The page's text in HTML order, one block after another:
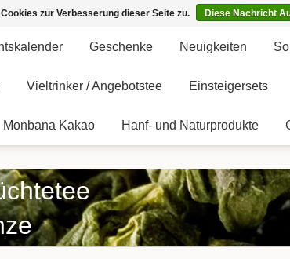
Geschenke Neuigkeiten
Vieltrinker / Angebotstee Einsteigersets
Monbana Kakao Hanf- und Naturprodukte
zur Verbesserung dieser Seite zu. Diese Nachricht